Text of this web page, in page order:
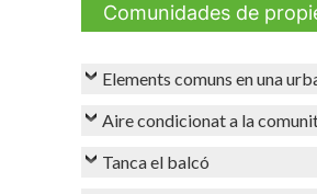
Comunidades de
Elements comuns en una
Aire condicionat a la
Tanca el balcó